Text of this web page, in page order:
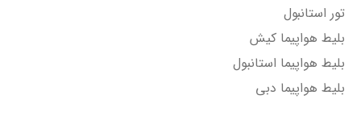
تور استانبول
بلیط هواپیما کیش
بلیط هواپیما استانبول
بلیط هواپیما دبی